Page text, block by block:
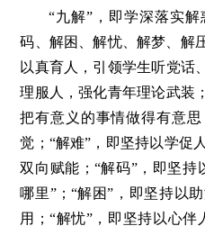
“九解”，即学深落实
码、解困、解忧、解梦、解
以真育人，引领学生听党话
理服人，强化青年理论武装
把有意义的事情做得有意
觉；“解难”，即坚持以学促
双向赋能；“解码”，即坚持
哪里”；“解困”，即坚持以
用；“解忧”，即坚持以心